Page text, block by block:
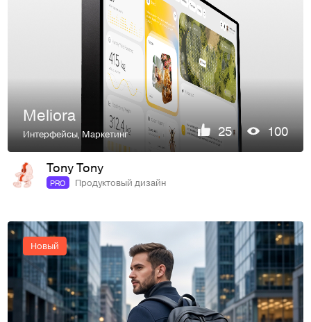
Meliora
Интерфейсы,Маркетинг 25 100
Tony Tony
PRO Продуктовый дизайн
Новый